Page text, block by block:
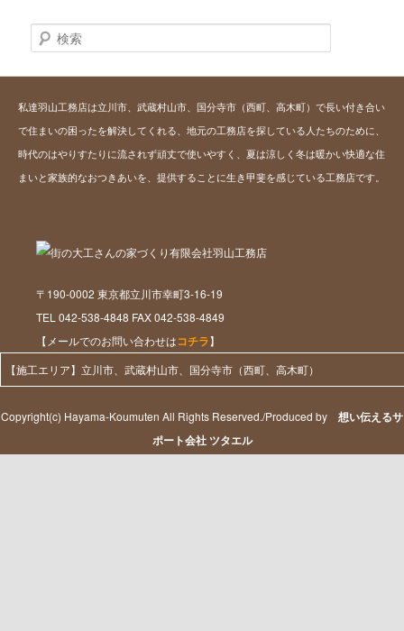
検
索
私達羽山工務店は立川市、武蔵村山市、国分寺市（西町、高木町）で長い付き合い
で住まいの困ったを解決してくれる、地元の工務店を探している人たちのために、
時代のはやりすたりに流されず頑丈で使いやすく、夏は涼しく冬は暖かい快適な住
まいと家族的なおつきあいを、提供することに生き甲斐を感じている工務店です。
〒190-0002 東京都立川市幸町3-16-19
TEL 042-538-4848 FAX 042-538-4849
【メールでのお問い合わせはコチラ】
【施工エリア】立川市、武蔵村山市、国分寺市（西町、高木町）
Copyright(c) Hayama-Koumuten All Rights Reserved./Produced by 想い伝えるサ
ポート会社 ツタエル